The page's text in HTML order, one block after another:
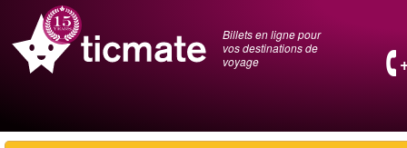
Billets en ligne pour
vos destinations de
voyage